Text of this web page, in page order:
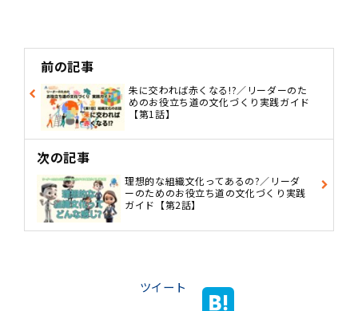
前の記事
朱に交われば赤くなる!?／リーダーのた
めのお役立ち道の文化づくり実践ガイド
【第1話】
次の記事
理想的な組織文化ってあるの?／リーダ
ーのためのお役立ち道の文化づくり実践
ガイド【第2話】
ツイート